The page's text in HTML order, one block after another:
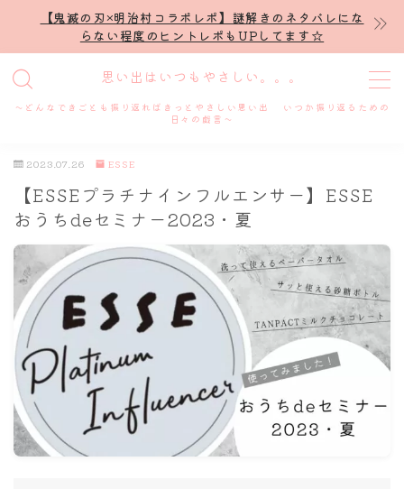
【鬼滅の刃×明治村コラボレポ】謎解きのネタバレにな
らない程度のヒントレポもUPしてます☆
思い出はいつもやさしい。。。
～どんなできごとも振り返ればきっとやさしい思い出 いつか振り返るための
日々の戯言～
MENU
プロフィール
謎解き
ホテル滞在記
舞台・ライブ
名古屋
ナナちゃん人形
2023.07.26 ESSE
【ESSEプラチナインフルエンサー】ESSE
おうちdeセミナー2023・夏